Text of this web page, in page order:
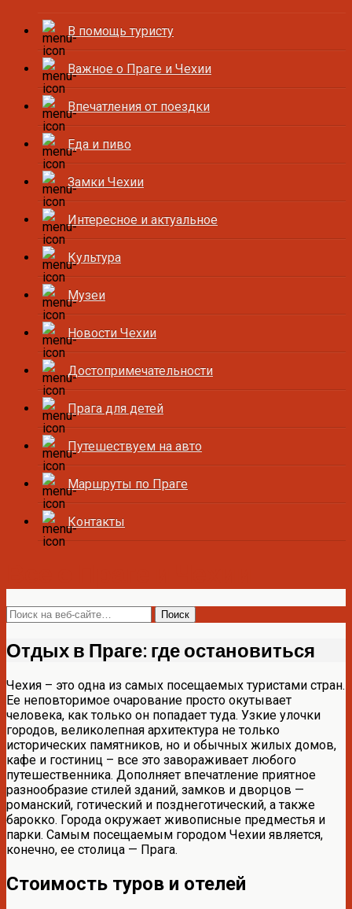
В помощь туристу
Важное о Праге и Чехии
Впечатления от поездки
Еда и пиво
Замки Чехии
Интересное и актуальное
Культура
Музеи
Новости Чехии
Достопримечательности
Прага для детей
Путешествуем на авто
Маршруты по Праге
Контакты
Отдых в Праге: где остановиться
Чехия – это одна из самых посещаемых туристами стран.
Ее неповторимое очарование просто окутывает
человека, как только он попадает туда. Узкие улочки
городов, великолепная архитектура не только
исторических памятников, но и обычных жилых домов,
кафе и гостиниц – все это завораживает любого
путешественника. Дополняет впечатление приятное
разнообразие стилей зданий, замков и дворцов —
романский, готический и позднеготический, а также
барокко. Города окружает живописные предместья и
парки. Самым посещаемым городом Чехии является,
конечно, ее столица — Прага.
Стоимость туров и отелей